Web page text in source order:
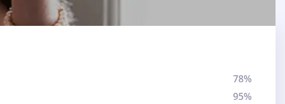
78%
95%